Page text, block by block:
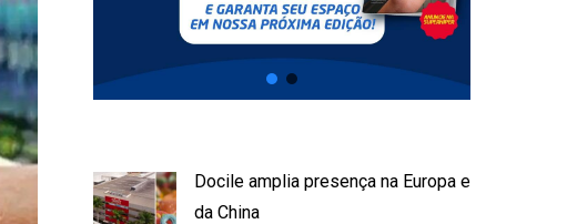
Docile amplia presença na Europa e
da China